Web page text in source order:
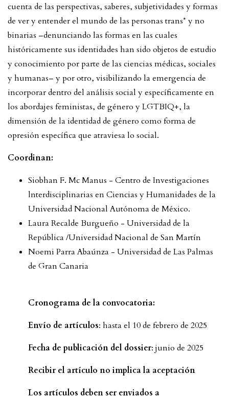
cuenta de las perspectivas, saberes, subjetividades y formas
de ver y entender el mundo de las personas trans* y no
binarias –denunciando las formas en las cuales
históricamente sus identidades han sido objetos de estudio
y conocimiento por parte de las ciencias médicas, sociales
y humanas– y por otro, visibilizando la emergencia de
incorporar dentro del análisis social y específicamente en
los abordajes feministas, de género y LGTBIQ+, la
dimensión de la identidad de género como forma de
opresión específica que atraviesa lo social.
Coordinan:
Siobhan F. Mc Manus - Centro de Investigaciones
lnterdisciplinarias en Ciencias y Humanidades de la
Universidad Nacional Autónoma de México.
Laura Recalde Burgueño - Universidad de la
República /Universidad Nacional de San Martín
Noemi Parra Abaúnza - Universidad de Las Palmas
de Gran Canaria
Cronograma de la convocatoria:
Envío de artículos: hasta el 10 de febrero de 2025
Fecha de publicación del dossier: junio de 2025
Recibir el artículo no implica la aceptación
Los artículos deben ser enviados a